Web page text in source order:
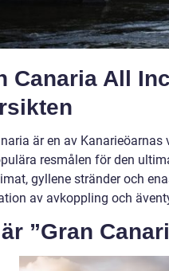
Canaria All
är en av
resmålen för den
gyllene stränder och
av avkoppling och
”Gran